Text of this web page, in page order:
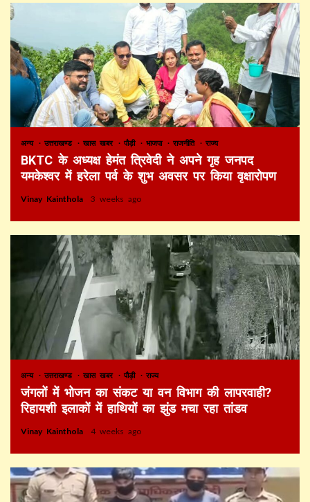
अन्य उत्तराखण्ड खास खबर पौड़ी भाजपा राजनीति राज्य
BKTC के अध्यक्ष हेमंत त्रिवेदी ने अपने गृह जनपद
यमकेश्वर में हरेला पर्व के शुभ अवसर पर किया वृक्षारोपण
Vinay Kainthola 3 weeks ago
अन्य उत्तराखण्ड खास खबर पौड़ी राज्य
जंगलों में भोजन का संकट या वन विभाग की लापरवाही?
रिहायशी इलाकों में हाथियों का झुंड मचा रहा तांडव
Vinay Kainthola 4 weeks ago